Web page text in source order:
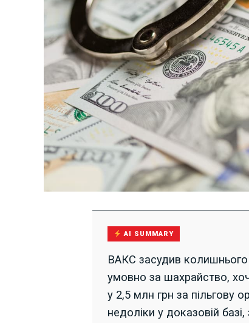
AI SUMMARY
ВАКС засудив колишнього
умовно за шахрайство,
у 2,5 млн грн за пільгову
недоліки у доказовій